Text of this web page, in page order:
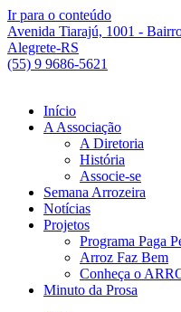
Ir para o conteúdo
Avenida Tiarajú, 1001 -
Alegrete-RS
(55) 9 9686-5621
Início
A Associação
A Diretoria
História
Associe-se
Semana Arrozeira
Notícias
Projetos
Programa Paga
Arroz Faz Bem
Conheça o
Minuto da Prosa